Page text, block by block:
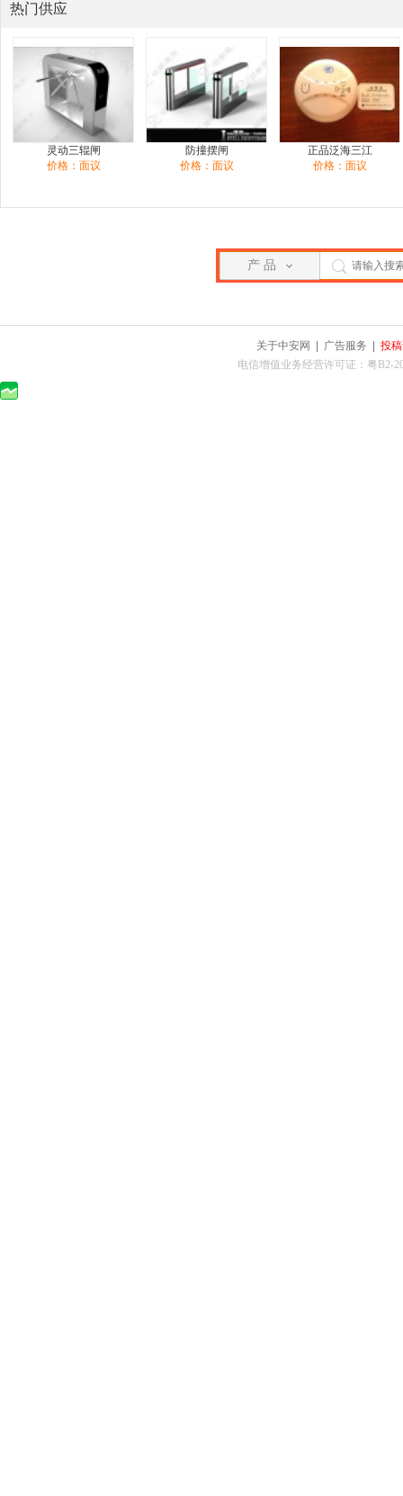
热门供应
灵动三辊闸
价格：面议
防撞摆闸
价格：面议
正品泛海三江
价格：面议
产 品
关于中安网 广告服务
投
电信增值业务经营许可证：粤